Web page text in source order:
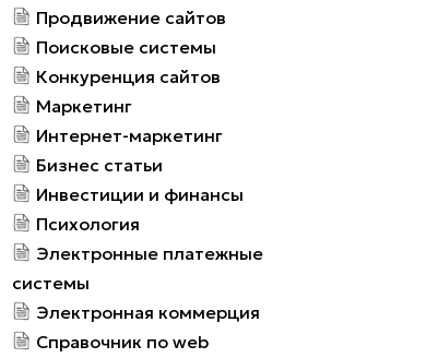
Продвижение сайтов
Поисковые системы
Конкуренция сайтов
Маркетинг
Интернет-маркетинг
Бизнес статьи
Инвестиции и финансы
Психология
Электронные платежные
системы
Электронная коммерция
Справочник по web